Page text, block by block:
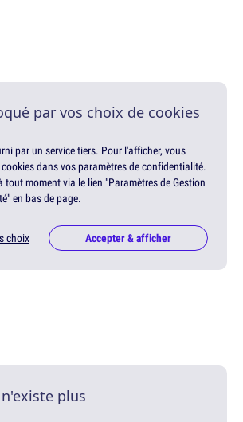
par vos choix de cookies
par un service tiers. Pour l'afficher, vous
dans vos paramètres de confidentialité.
tout moment via le lien "Paramètres de Gestion
en bas de page.
choix Accepter & afficher
plus